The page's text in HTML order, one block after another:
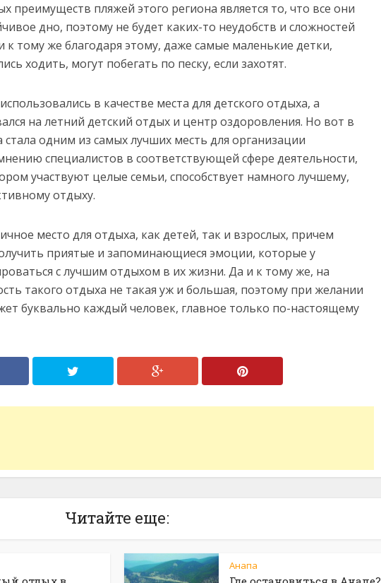
преимуществ пляжей этого региона является то, что все они
дно, поэтому не будет каких-то неудобств и сложностей
к тому же благодаря этому, даже самые маленькие детки,
ходить, могут побегать по песку, если захотят.
в качестве места для детского отдыха, а
на летний детский отдых и центр оздоровления. Но вот в
одним из самых лучших месть для организации
специалистов в соответствующей сфере деятельности,
участвуют целые семьи, способствует намного лучшему,
отдыху.
место для отдыха, как детей, так и взрослых, причем
приятые и запоминающиеся эмоции, которые у
с лучшим отдыхом в их жизни. Да и к тому же, на
такого отдыха не такая уж и большая, поэтому при желании
буквально каждый человек, главное только по-настоящему
Читайте еще:
Анапа